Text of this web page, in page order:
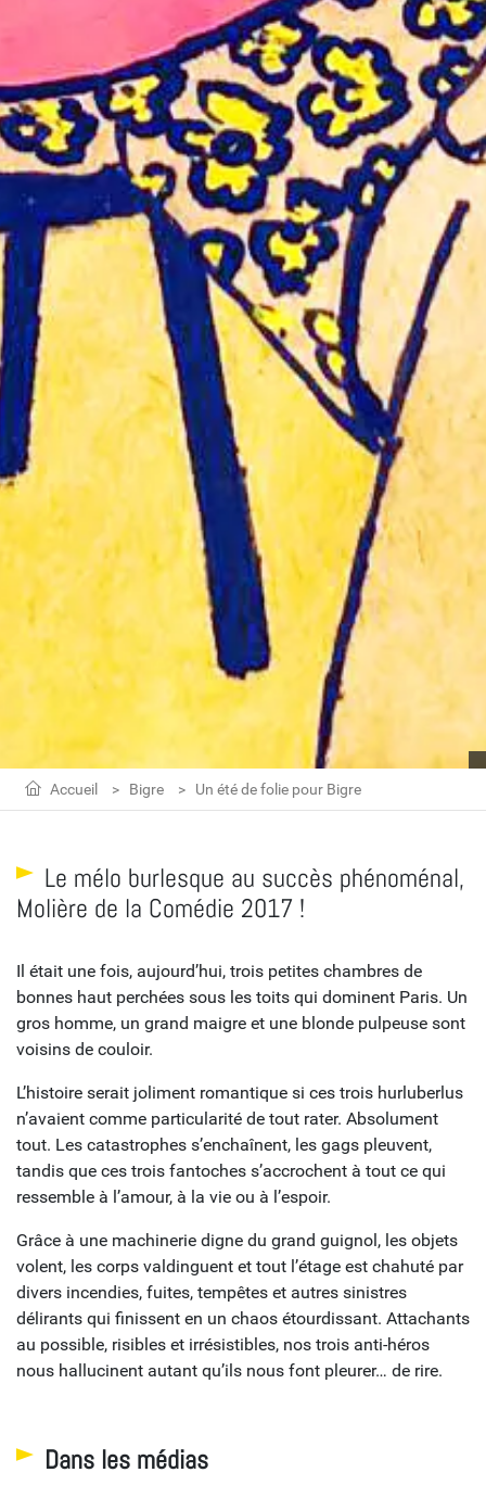
Accueil Bigre Un été de folie pour Bigre
Le mélo burlesque au succès phénoménal,
Molière de la Comédie 2017 !
Il était une fois, aujourd’hui, trois petites chambres de
bonnes haut perchées sous les toits qui dominent Paris. Un
gros homme, un grand maigre et une blonde pulpeuse sont
voisins de couloir.
L’histoire serait joliment romantique si ces trois hurluberlus
n’avaient comme particularité de tout rater. Absolument
tout. Les catastrophes s’enchaînent, les gags pleuvent,
tandis que ces trois fantoches s’accrochent à tout ce qui
ressemble à l’amour, à la vie ou à l’espoir.
Grâce à une machinerie digne du grand guignol, les objets
volent, les corps valdinguent et tout l’étage est chahuté par
divers incendies, fuites, tempêtes et autres sinistres
délirants qui finissent en un chaos étourdissant. Attachants
au possible, risibles et irrésistibles, nos trois anti-héros
nous hallucinent autant qu’ils nous font pleurer… de rire.
Dans les médias